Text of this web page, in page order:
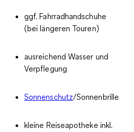
ggf. Fahrradhandschuhe
(bei längeren Touren)
ausreichend Wasser und
Verpflegung
Sonnenschutz/Sonnenbrille
kleine Reiseapotheke inkl.